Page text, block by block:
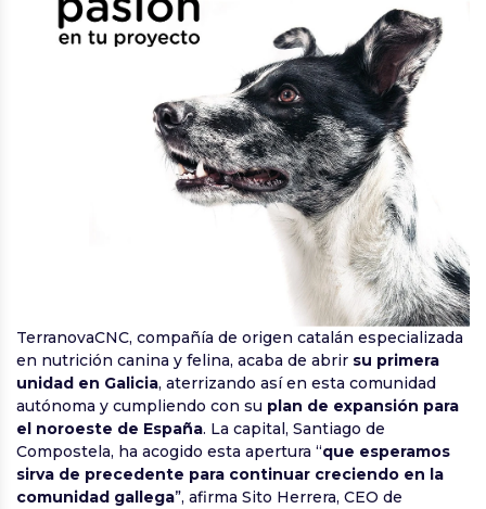
TerranovaCNC, compañía de origen catalán especializada
en nutrición canina y felina, acaba de abrir su primera
unidad en Galicia, aterrizando así en esta comunidad
autónoma y cumpliendo con su plan de expansión para
el noroeste de España. La capital, Santiago de
Compostela, ha acogido esta apertura “que esperamos
sirva de precedente para continuar creciendo en la
comunidad gallega”, afirma Sito Herrera, CEO de